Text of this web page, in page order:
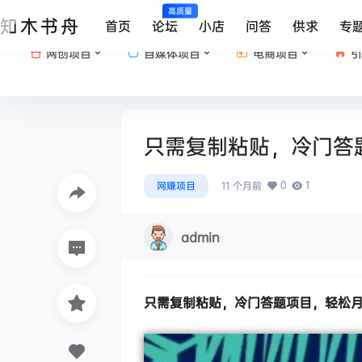
知木书舟 首页
高质量
论坛 小店 问答 供求 专
网创项目 自媒体项目 电商项目
只需复制粘贴，冷门
网赚项目 11 个月前 0 1
admin
只需复制粘贴， 冷门答题项目，轻松